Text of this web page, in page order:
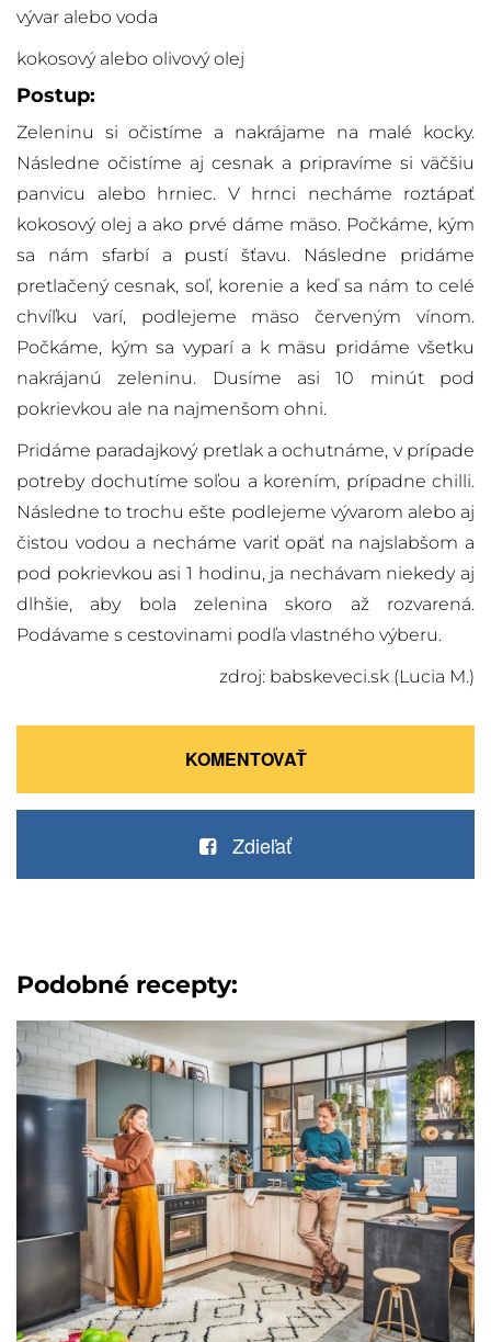
vývar alebo voda
kokosový alebo olivový olej
Postup:
Zeleninu si očistíme a nakrájame na malé kocky.
Následne očistíme aj cesnak a pripravíme si väčšiu
panvicu alebo hrniec. V hrnci necháme roztápať
kokosový olej a ako prvé dáme mäso. Počkáme, kým
sa nám sfarbí a pustí šťavu. Následne pridáme
pretlačený cesnak, soľ, korenie a keď sa nám to celé
chvíľku varí, podlejeme mäso červeným vínom.
Počkáme, kým sa vyparí a k mäsu pridáme všetku
nakrájanú zeleninu. Dusíme asi 10 minút pod
pokrievkou ale na najmenšom ohni.
Pridáme paradajkový pretlak a ochutnáme, v prípade
potreby dochutíme soľou a korením, prípadne chilli.
Následne to trochu ešte podlejeme vývarom alebo aj
čistou vodou a necháme variť opäť na najslabšom a
pod pokrievkou asi 1 hodinu, ja nechávam niekedy aj
dlhšie, aby bola zelenina skoro až rozvarená.
Podávame s cestovinami podľa vlastného výberu.
zdroj: babskeveci.sk (Lucia M.)
KOMENTOVAŤ
Zdieľať
Podobné recepty: